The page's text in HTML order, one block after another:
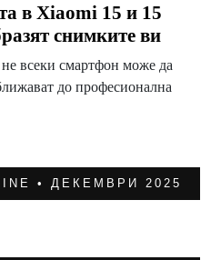
в Xiaomi 15 и 15
снимките ви
всеки смартфон може да
до професионална
• ДЕКЕМВРИ 2025